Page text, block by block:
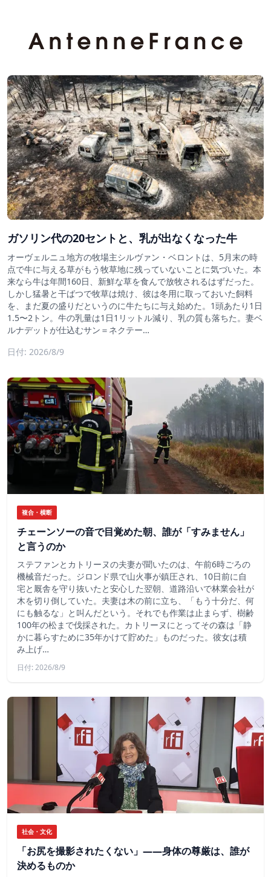
ガソリン代の20セントと、乳が出なくなった牛
オーヴェルニュ地方の牧場主シルヴァン・ベロントは、5月末の時
点で牛に与える草がもう牧草地に残っていないことに気づいた。本
来なら牛は年間160日、新鮮な草を食んで放牧されるはずだった。
しかし猛暑と干ばつで牧草は焼け、彼は冬用に取っておいた飼料
を、まだ夏の盛りだというのに牛たちに与え始めた。1頭あたり1日
1.5〜2トン。牛の乳量は1日1リットル減り、乳の質も落ちた。妻ベ
ルナデットが仕込むサン＝ネクテー…
日付: 2026/8/9
複合・横断
チェーンソーの音で目覚めた朝、誰が「すみません」
と言うのか
ステファンとカトリーヌの夫妻が聞いたのは、午前6時ごろの
機械音だった。ジロンド県で山火事が鎮圧され、10日前に自
宅と厩舎を守り抜いたと安心した翌朝、道路沿いで林業会社が
木を切り倒していた。夫妻は木の前に立ち、「もう十分だ、何
にも触るな」と叫んだという。それでも作業は止まらず、樹齢
100年の松まで伐採された。カトリーヌにとってその森は「静
かに暮らすために35年かけて貯めた」ものだった。彼女は積
み上げ…
日付: 2026/8/9
社会・文化
「お尻を撮影されたくない」――身体の尊厳は、誰が
決めるものか